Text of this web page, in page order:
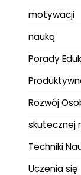
motywacji
nauką
Porady
Rozwój
skutecznej
Techniki
Uczenia się